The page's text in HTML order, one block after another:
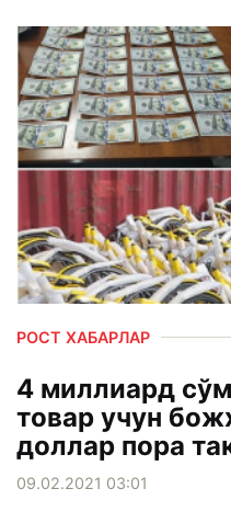
РОСТ ХАБАРЛАР
4 миллиард
товар учун
доллар пора
09.02.2021 03:01